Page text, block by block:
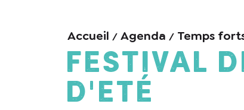
Accueil Agenda Temps
Festival
d'Eté